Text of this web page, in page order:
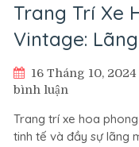
Trang Trí Xe
Vintage:
16 Tháng 10, 2024
bình luận
Trí
Xe
Trang trí xe hoa
tinh tế và đầy sự lãng